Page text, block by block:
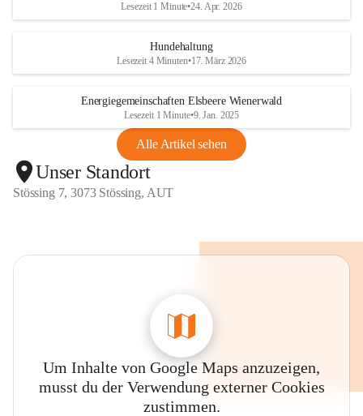
Lesezeit 1 Minute•24. Apr. 2026
Hundehaltung
Lesezeit 4 Minuten•17. März 2026
Energiegemeinschaften Elsbeere Wienerwald
Lesezeit 1 Minute•9. Jan. 2025
Alle Artikel sehen
Unser Standort
Stössing 7, 3073 Stössing, AUT
Um Inhalte von Google Maps anzuzeigen,
musst du der Verwendung externer Cookies
zustimmen.